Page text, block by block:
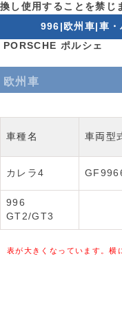
換し使用することを禁じ
996|欧州車|車・
PORSCHE ポルシェ
欧州車
車種名 車両型
カレラ4
996
GT2/GT3
表が大きくなっています。横